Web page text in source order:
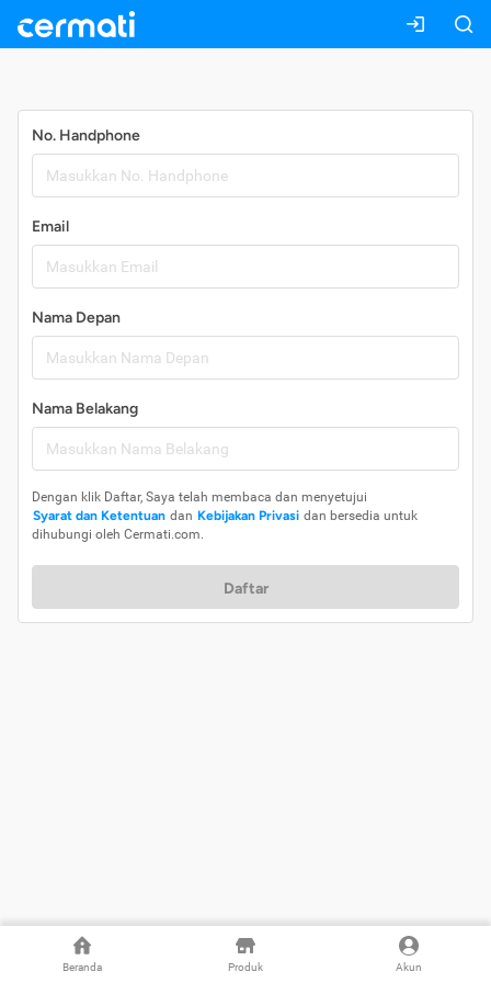
Beranda Produk Akun
No. Handphone
Email
Nama Depan
Nama Belakang
Dengan klik Daftar, Saya telah membaca dan menyetujui
Syarat dan Ketentuan dan Kebijakan Privasi dan bersedia untuk
dihubungi oleh Cermati.com.
Daftar